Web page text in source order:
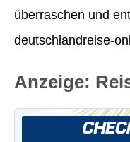
c
h
überraschen und
deutschlandreise-
Anzeige: